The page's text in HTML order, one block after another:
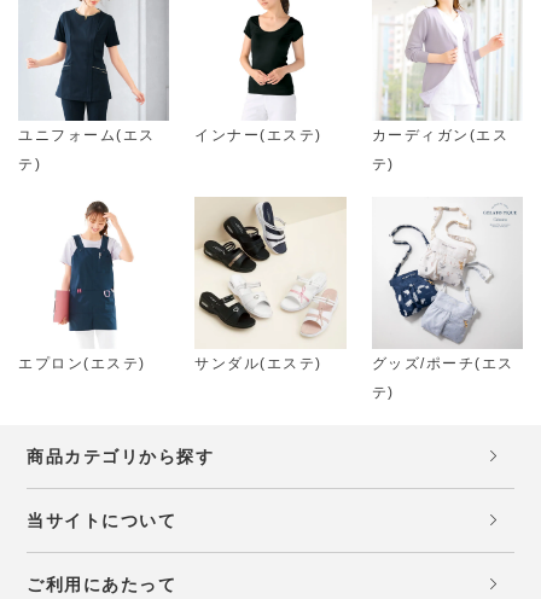
ユニフォーム(エス
テ)
インナー(エステ)
カーディガン(エス
テ)
エプロン(エステ) サンダル(エステ)
グッズ/ポーチ(エス
テ)
商品カテゴリから探す
当サイトについて
ご利用にあたって